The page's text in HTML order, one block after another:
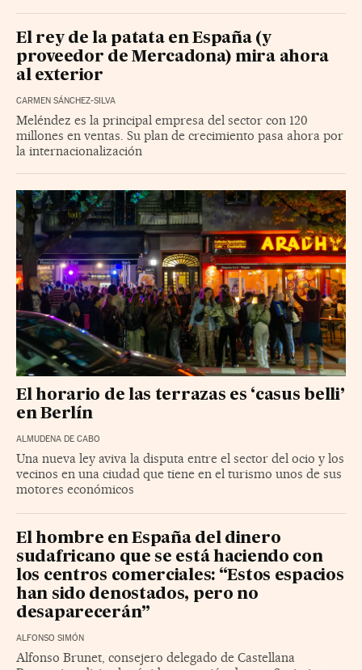
El rey de la patata en España (y
proveedor de Mercadona) mira ahora
al exterior
CARMEN SÁNCHEZ-SILVA
Meléndez es la principal empresa del sector con 120
millones en ventas. Su plan de crecimiento pasa ahora por
la internacionalización
El horario de las terrazas es ‘casus belli’
en Berlín
ALMUDENA DE CABO
Una nueva ley aviva la disputa entre el sector del ocio y los
vecinos en una ciudad que tiene en el turismo unos de sus
motores económicos
El hombre en España del dinero
sudafricano que se está haciendo con
los centros comerciales: “Estos espacios
han sido denostados, pero no
desaparecerán”
ALFONSO SIMÓN
Alfonso Brunet, consejero delegado de Castellana